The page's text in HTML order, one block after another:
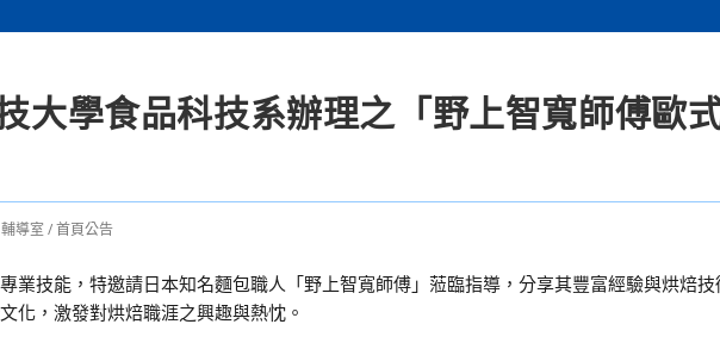
大學食品科技系辦理之「野上智寬師傅歐
輔導室 /首頁公告
業技能，特邀請日本知名麵包職人「野上智寬師傅」蒞臨指導，分享其豐富經驗與烘焙
化，激發對烘焙職涯之興趣與熱忱。